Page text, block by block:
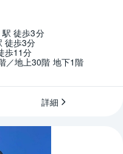
徒歩3分
徒歩3分
歩11分
／地上30階 地下1階
詳細